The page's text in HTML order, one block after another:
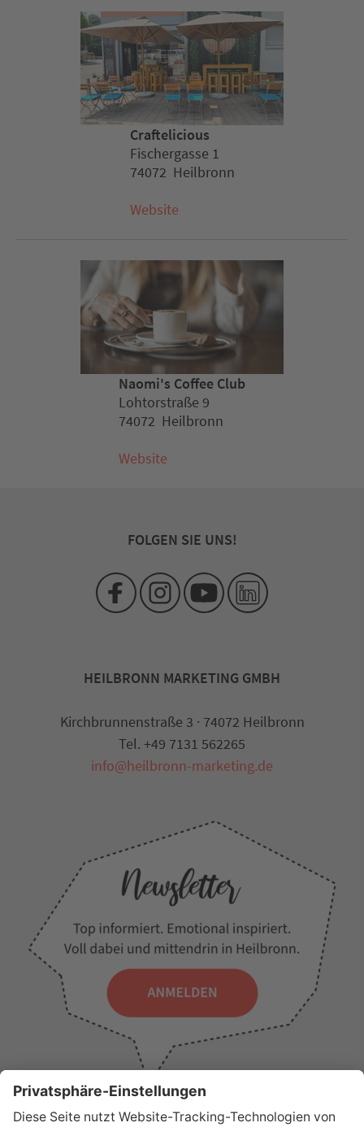
Craftelicious
Fischergasse 1
74072 Heilbronn
Website
Naomi's Coffee Club
Lohtorstraße 9
74072 Heilbronn
Website
FOLGEN SIE UNS!
HEILBRONN MARKETING GMBH
Kirchbrunnenstraße 3 · 74072 Heilbronn
Tel. +49 7131 562265
info@heilbronn-marketing.de